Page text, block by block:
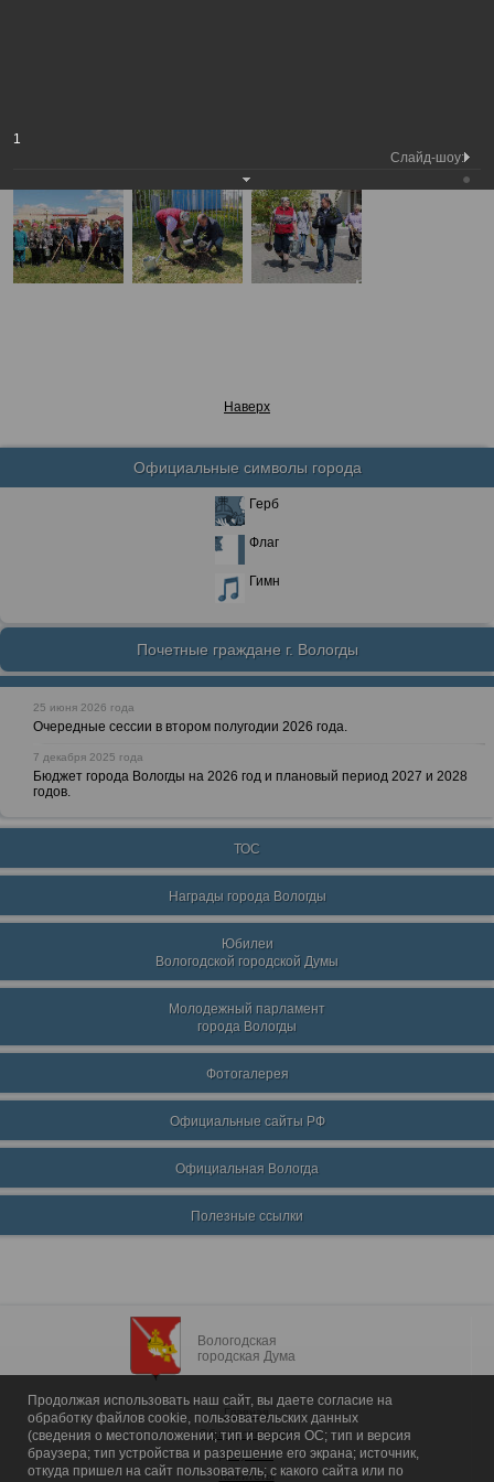
27.05.2019
Наверх
Официальные символы города
Герб
Флаг
Гимн
Почетные граждане г. Вологды
25 июня 2026 года
Очередные сессии в втором полугодии 2026 года.
7 декабря 2025 года
Бюджет города Вологды на 2026 год и плановый период 2027 и 2028
годов.
ТОС
Награды города Вологды
Юбилеи
Вологодской городской Думы
Молодежный парламент
города Вологды
Фотогалерея
Официальные сайты РФ
Официальная Вологда
Полезные ссылки
Вологодская
городская Дума
Главная
Общие сведения
Депутаты
Комитеты
Продолжая использовать наш сайт, вы даете согласие на
обработку файлов cookie, пользовательских данных
(сведения о местоположении; тип и версия ОС; тип и версия
браузера; тип устройства и разрешение его экрана; источник,
откуда пришел на сайт пользователь; с какого сайта или по
1
Слайд-шоу: